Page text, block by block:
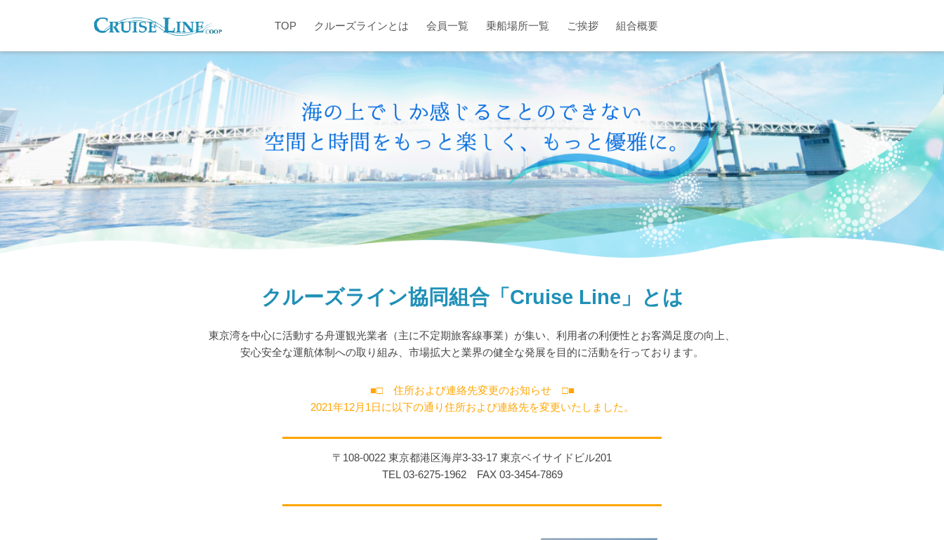
TOP クルーズラインとは 会員一覧 乗船場所一覧 ご挨拶 組合概要
クルーズライン協同組合「Cruise Line」とは
東京湾を中心に活動する舟運観光業者（主に不定期旅客線事業）が集い、利用者の利便性とお客満足度の向上、
安心安全な運航体制への取り組み、市場拡大と業界の健全な発展を目的に活動を行っております。
■□ 住所および連絡先変更のお知らせ □■
2021年12月1日に以下の通り住所および連絡先を変更いたしました。
〒108-0022 東京都港区海岸3-33-17 東京ベイサイドビル201
TEL 03-6275-1962 FAX 03-3454-7869